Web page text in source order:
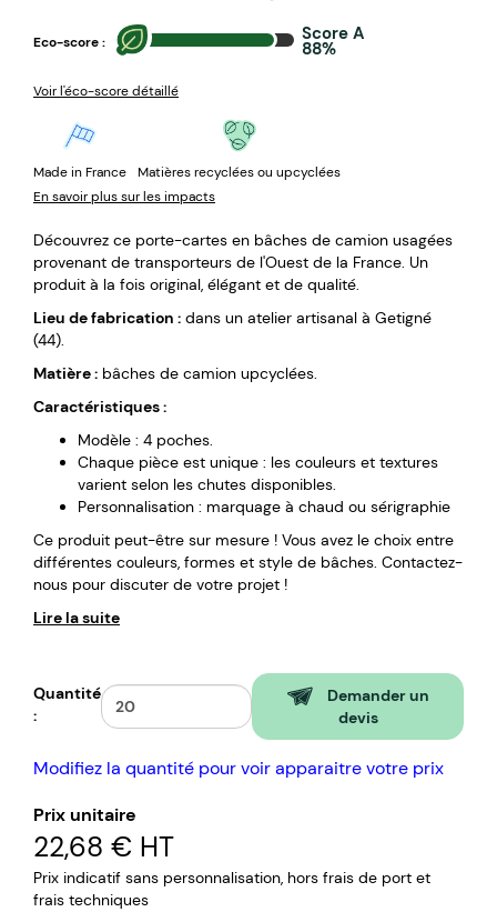
Eco-score : Score A
88%
Voir l'éco-score détaillé
Made in France
Matières recyclées ou upcyclées
En savoir plus sur les impacts
Découvrez ce porte-cartes en bâches de camion usagées
provenant de transporteurs de l'Ouest de la France. Un
produit à la fois original, élégant et de qualité.
Lieu de fabrication : dans un atelier artisanal à Getigné
(44).
Matière : bâches de camion upcyclées.
Caractéristiques :
Modèle : 4 poches.
Chaque pièce est unique : les couleurs et textures
varient selon les chutes disponibles.
Personnalisation : marquage à chaud ou sérigraphie
Ce produit peut-être sur mesure ! Vous avez le choix entre
différentes couleurs, formes et style de bâches. Contactez-
nous pour discuter de votre projet !
Lire la suite
Quantité
:
Demander un
devis
Modifiez la quantité pour voir apparaitre votre prix
Prix unitaire
22,68 € HT
Prix indicatif sans personnalisation, hors frais de port et
frais techniques